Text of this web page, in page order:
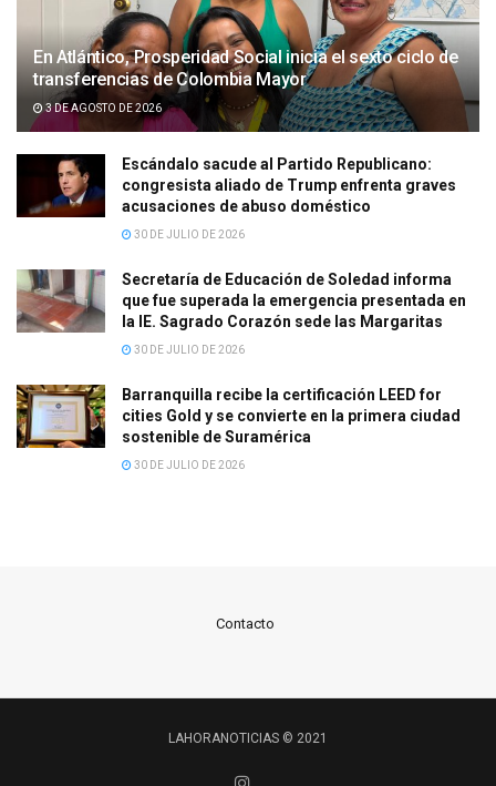
En Atlántico, Prosperidad Social inicia el sexto ciclo de
transferencias de Colombia Mayor
3 DE AGOSTO DE 2026
Escándalo sacude al Partido Republicano:
congresista aliado de Trump enfrenta graves
acusaciones de abuso doméstico
30 DE JULIO DE 2026
Secretaría de Educación de Soledad informa
que fue superada la emergencia presentada en
la IE. Sagrado Corazón sede las Margaritas
30 DE JULIO DE 2026
Barranquilla recibe la certificación LEED for
cities Gold y se convierte en la primera ciudad
sostenible de Suramérica
30 DE JULIO DE 2026
Contacto
LAHORANOTICIAS © 2021